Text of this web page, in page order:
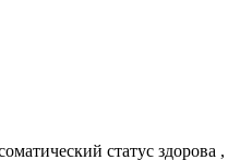
статус здорова ,